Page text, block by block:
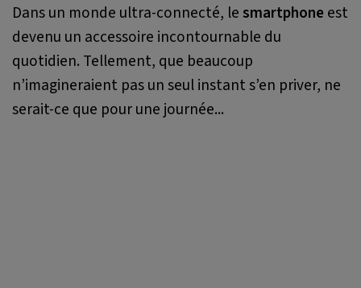
Dans un monde ultra-connecté, lesmartphoneest
devenu un accessoire incontournable du
quotidien. Tellement, que beaucoup
n’imagineraient pas un seul instant s’en priver, ne
serait-ce que pour une journée...